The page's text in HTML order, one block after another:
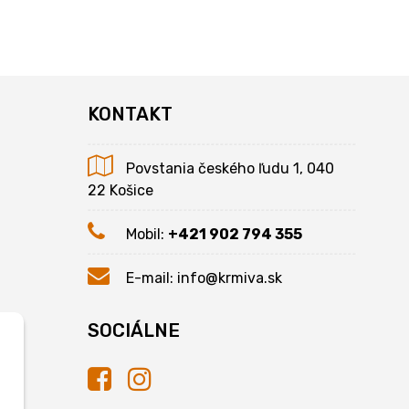
KONTAKT
Povstania českého ľudu 1, 040
22 Košice
Mobil: +421 902 794 355
E-mail: info@krmiva.sk
SOCIÁLNE